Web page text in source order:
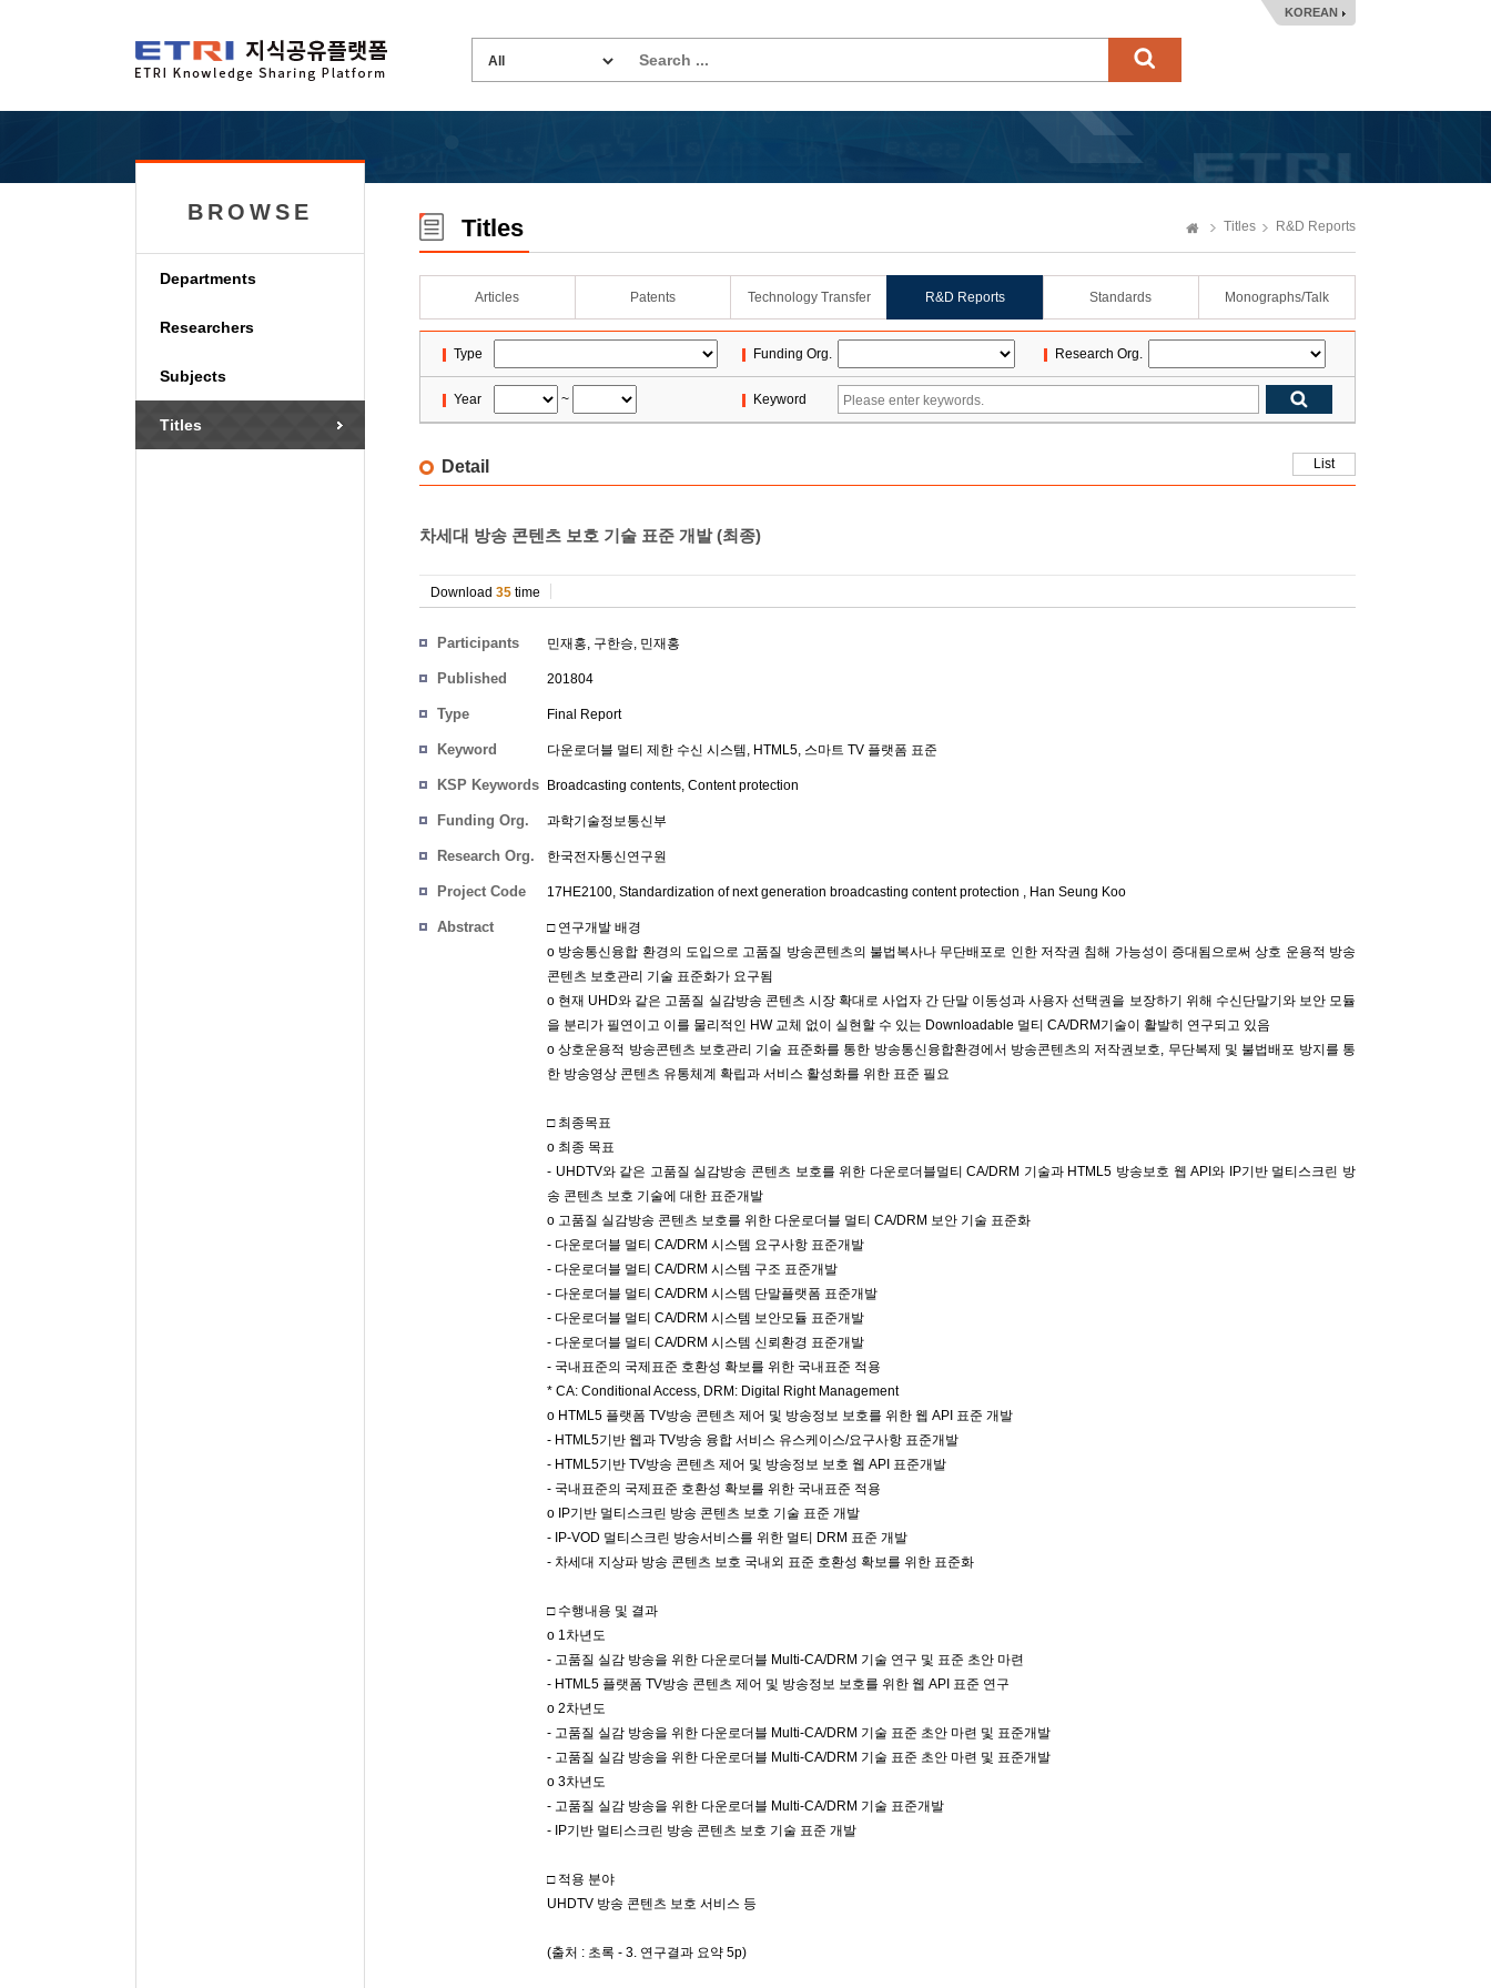
KOREAN
BROWSE
Departments
Researchers
Subjects
Titles
Titles Titles R&D Reports
Articles Patents Technology Transfer R&D Reports Standards Monographs/Talk
Type Funding Org. Research Org.
Year ~ Keyword
Detail List
차세대 방송 콘텐츠 보호 기술 표준 개발 (최종)
Download 35 time
Participants 민재홍, 구한승, 민재홍
Published 201804
Type Final Report
Keyword 다운로더블 멀티 제한 수신 시스템, HTML5, 스마트 TV 플랫폼 표준
KSP Keywords Broadcasting contents, Content protection
Funding Org. 과학기술정보통신부
Research Org. 한국전자통신연구원
Project Code 17HE2100, Standardization of next generation broadcasting content protection , Han Seung Koo
Abstract
□ 연구개발 배경
o 방송통신융합 환경의 도입으로 고품질 방송콘텐츠의 불법복사나 무단배포로 인한 저작권 침해 가능성이 증대됨으로써 상호 운용적 방송
콘텐츠 보호관리 기술 표준화가 요구됨
o 현재 UHD와 같은 고품질 실감방송 콘텐츠 시장 확대로 사업자 간 단말 이동성과 사용자 선택권을 보장하기 위해 수신단말기와 보안 모듈
을 분리가 필연이고 이를 물리적인 HW 교체 없이 실현할 수 있는 Downloadable 멀티 CA/DRM기술이 활발히 연구되고 있음
o 상호운용적 방송콘텐츠 보호관리 기술 표준화를 통한 방송통신융합환경에서 방송콘텐츠의 저작권보호, 무단복제 및 불법배포 방지를 통
한 방송영상 콘텐츠 유통체계 확립과 서비스 활성화를 위한 표준 필요
□ 최종목표
o 최종 목표
- UHDTV와 같은 고품질 실감방송 콘텐츠 보호를 위한 다운로더블멀티 CA/DRM 기술과 HTML5 방송보호 웹 API와 IP기반 멀티스크린 방
송 콘텐츠 보호 기술에 대한 표준개발
o 고품질 실감방송 콘텐츠 보호를 위한 다운로더블 멀티 CA/DRM 보안 기술 표준화
- 다운로더블 멀티 CA/DRM 시스템 요구사항 표준개발
- 다운로더블 멀티 CA/DRM 시스템 구조 표준개발
- 다운로더블 멀티 CA/DRM 시스템 단말플랫폼 표준개발
- 다운로더블 멀티 CA/DRM 시스템 보안모듈 표준개발
- 다운로더블 멀티 CA/DRM 시스템 신뢰환경 표준개발
- 국내표준의 국제표준 호환성 확보를 위한 국내표준 적용
* CA: Conditional Access, DRM: Digital Right Management
o HTML5 플랫폼 TV방송 콘텐츠 제어 및 방송정보 보호를 위한 웹 API 표준 개발
- HTML5기반 웹과 TV방송 융합 서비스 유스케이스/요구사항 표준개발
- HTML5기반 TV방송 콘텐츠 제어 및 방송정보 보호 웹 API 표준개발
- 국내표준의 국제표준 호환성 확보를 위한 국내표준 적용
o IP기반 멀티스크린 방송 콘텐츠 보호 기술 표준 개발
- IP-VOD 멀티스크린 방송서비스를 위한 멀티 DRM 표준 개발
- 차세대 지상파 방송 콘텐츠 보호 국내외 표준 호환성 확보를 위한 표준화
□ 수행내용 및 결과
o 1차년도
- 고품질 실감 방송을 위한 다운로더블 Multi-CA/DRM 기술 연구 및 표준 초안 마련
- HTML5 플랫폼 TV방송 콘텐츠 제어 및 방송정보 보호를 위한 웹 API 표준 연구
o 2차년도
- 고품질 실감 방송을 위한 다운로더블 Multi-CA/DRM 기술 표준 초안 마련 및 표준개발
- 고품질 실감 방송을 위한 다운로더블 Multi-CA/DRM 기술 표준 초안 마련 및 표준개발
o 3차년도
- 고품질 실감 방송을 위한 다운로더블 Multi-CA/DRM 기술 표준개발
- IP기반 멀티스크린 방송 콘텐츠 보호 기술 표준 개발
□ 적용 분야
UHDTV 방송 콘텐츠 보호 서비스 등
(출처 : 초록 - 3. 연구결과 요약 5p)